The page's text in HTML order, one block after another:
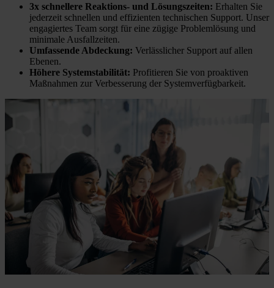
3x schnellere Reaktions- und Lösungszeiten: Erhalten Sie
jederzeit schnellen und effizienten technischen Support. Unser
engagiertes Team sorgt für eine zügige Problemlösung und
minimale Ausfallzeiten.
Umfassende Abdeckung: Verlässlicher Support auf allen
Ebenen.
Höhere Systemstabilität: Profitieren Sie von proaktiven
Maßnahmen zur Verbesserung der Systemverfügbarkeit.